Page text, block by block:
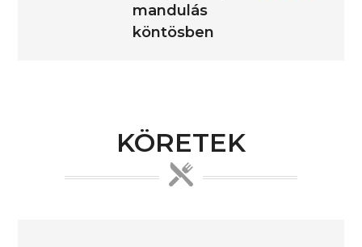
mandulás
köntösben
KÖRETEK